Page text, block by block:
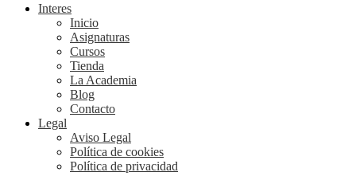
Interes
Inicio
Asignaturas
Cursos
Tienda
La Academia
Blog
Contacto
Legal
Aviso Legal
Política de cookies
Política de privacidad